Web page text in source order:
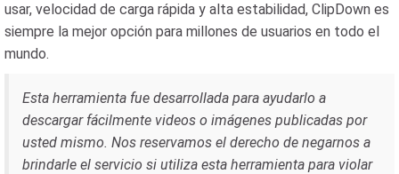
usar, velocidad de carga rápida y alta estabilidad, ClipDown es
siempre la mejor opción para millones de usuarios en todo el
mundo.
Esta herramienta fue desarrollada para ayudarlo a
descargar fácilmente videos o imágenes publicadas por
usted mismo. Nos reservamos el derecho de negarnos a
brindarle el servicio si utiliza esta herramienta para violar